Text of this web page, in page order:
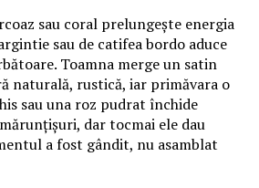
sau coral prelungește energia
sau de catifea bordo aduce
Toamna merge un satin
naturală, rustică, iar primăvara o
sau una roz pudrat închide
dar tocmai ele dau
a fost gândit, nu asamblat